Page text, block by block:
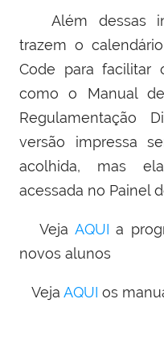
Além dessas
trazem o
Code para facilitar
como o Manual
Regulamentação
versão impressa
acolhida, mas
acessada no Painel
Veja AQUI a
novos alunos
Veja AQUI os